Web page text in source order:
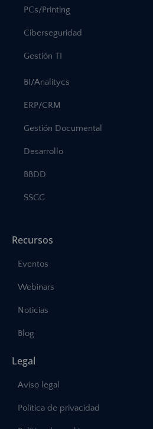
PCs/Printing
Ciberseguridad
Gestión TI
BI/Analitycs
ERP/CRM
Gestión Documental
Desarrollo
BBDD
SSGG
Recursos
Eventos
Webinars
Noticias
Blog
Legal
Aviso legal
Política de privacidad